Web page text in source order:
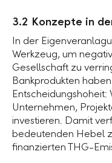
3.2 Konzepte in
In der
Werkzeug, um
Gesellschaft zu
Bankprodukten
Unternehmen,
investieren. Damit
bedeutenden Hebel
finanzierten THG-